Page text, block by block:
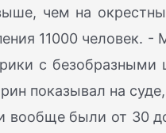
чем на
11000 человек. -
с
показывал на
вообще были от 30